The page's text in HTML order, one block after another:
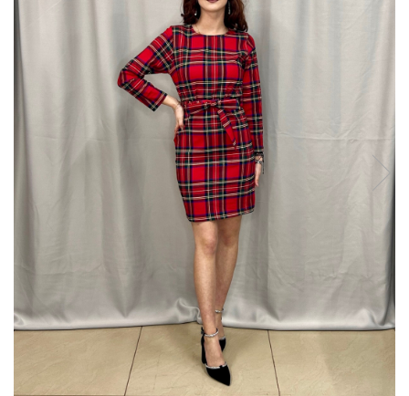
Rochii elegante cu pene
Rochii mărimi mari